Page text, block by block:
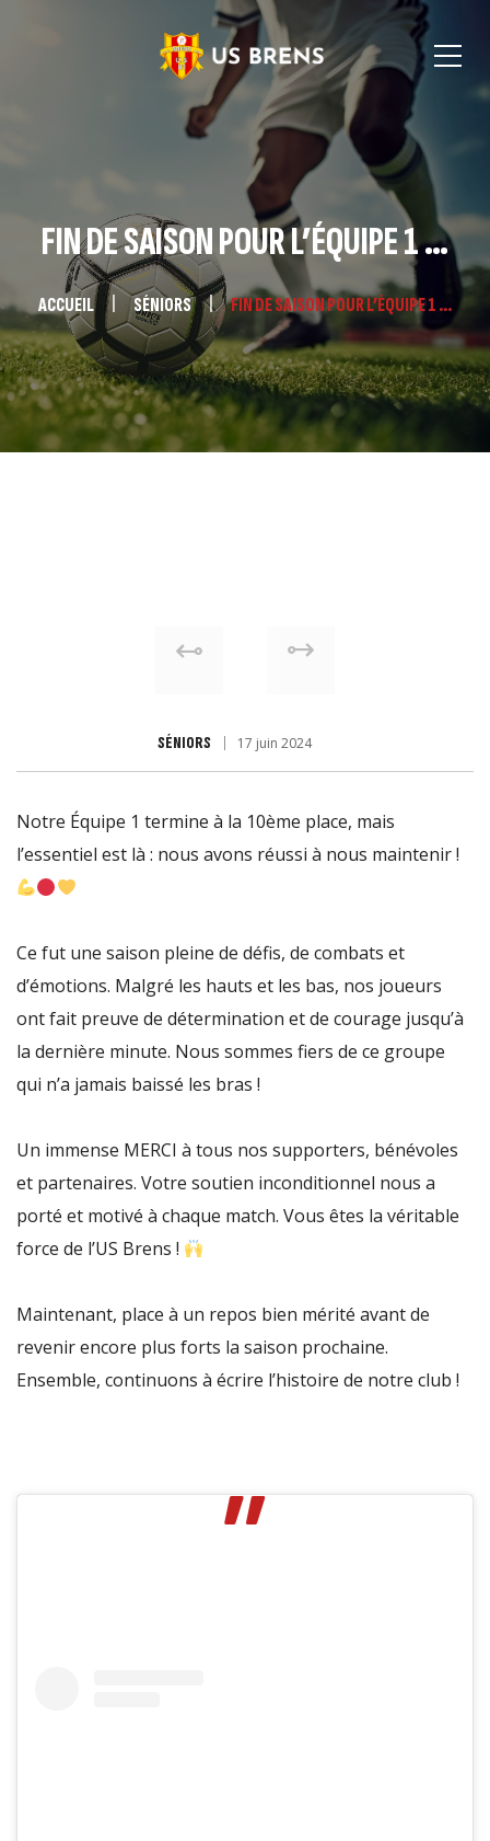
FIN DE SAISON POUR L’ÉQUIPE 1 …
ACCUEIL SÉNIORS FIN DE SAISON POUR L’ÉQUIPE 1 …
SÉNIORS 17 juin 2024
Notre Équipe 1 termine à la 10ème place, mais
l’essentiel est là : nous avons réussi à nous maintenir !
Ce fut une saison pleine de défis, de combats et
d’émotions. Malgré les hauts et les bas, nos joueurs
ont fait preuve de détermination et de courage jusqu’à
la dernière minute. Nous sommes fiers de ce groupe
qui n’a jamais baissé les bras !
Un immense MERCI à tous nos supporters, bénévoles
et partenaires. Votre soutien inconditionnel nous a
porté et motivé à chaque match. Vous êtes la véritable
force de l’US Brens !
Maintenant, place à un repos bien mérité avant de
revenir encore plus forts la saison prochaine.
Ensemble, continuons à écrire l’histoire de notre club !